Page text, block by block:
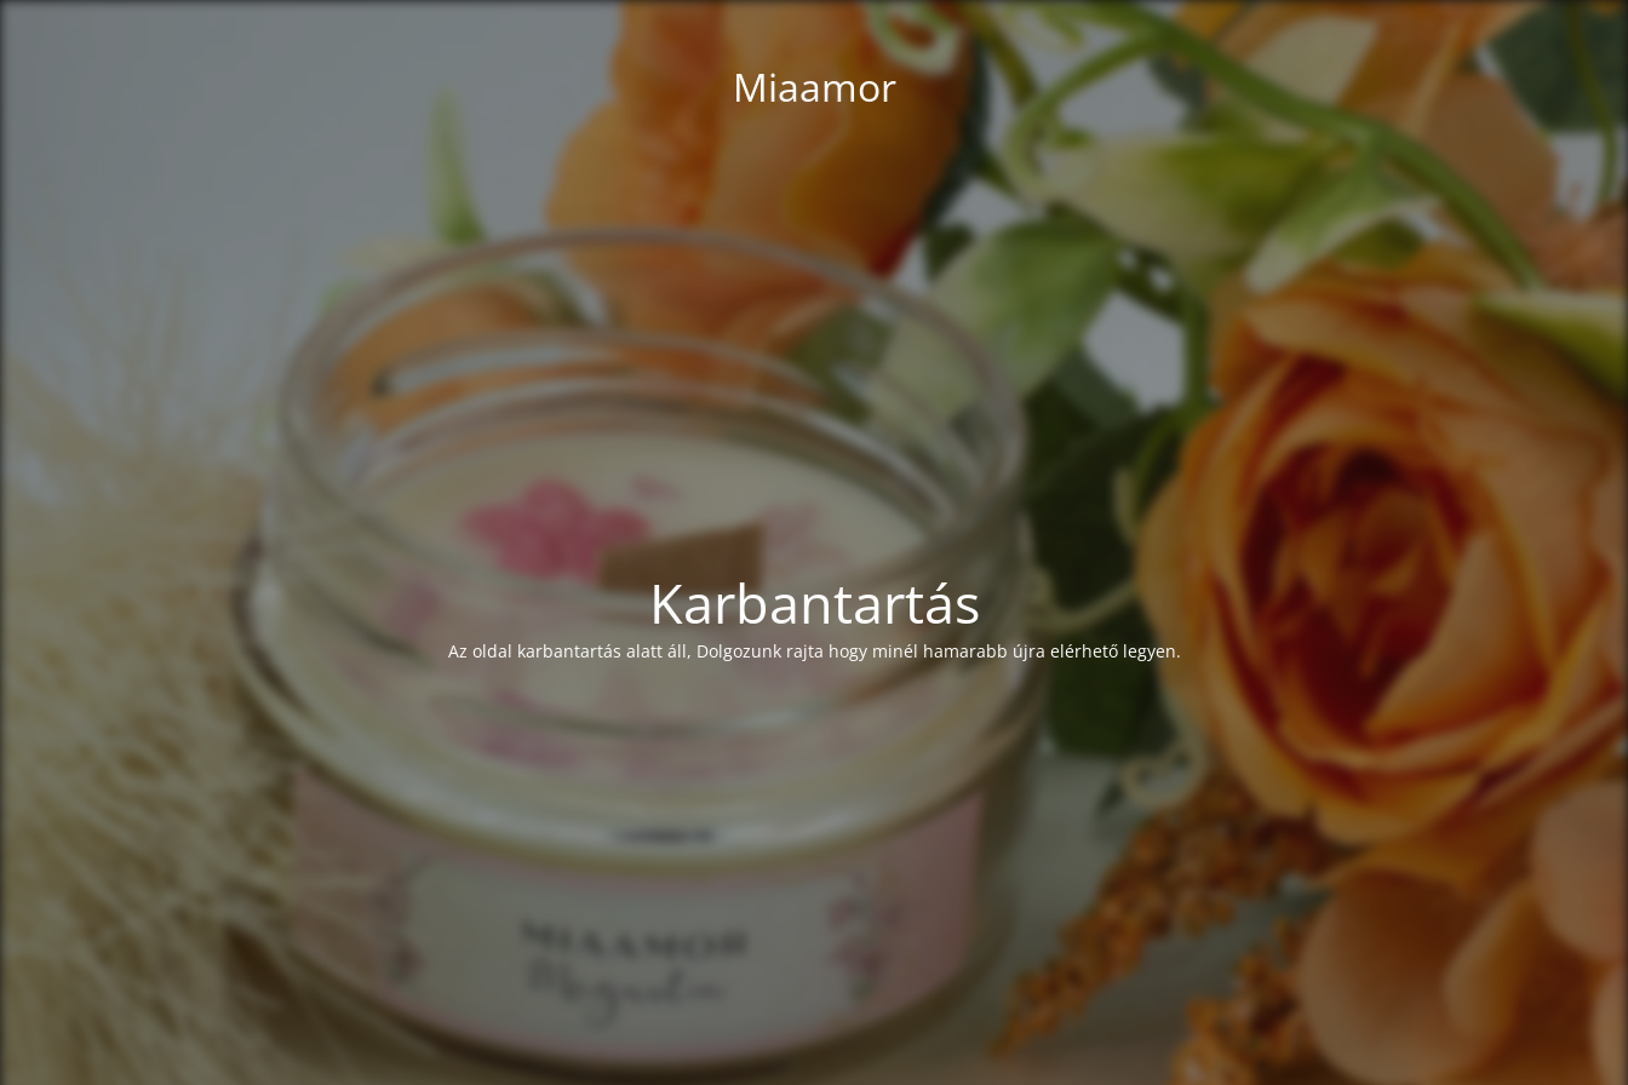
Miaamor
Karbantartás
Az oldal karbantartás alatt áll, Dolgozunk rajta hogy minél hamarabb újra elérhető legyen.